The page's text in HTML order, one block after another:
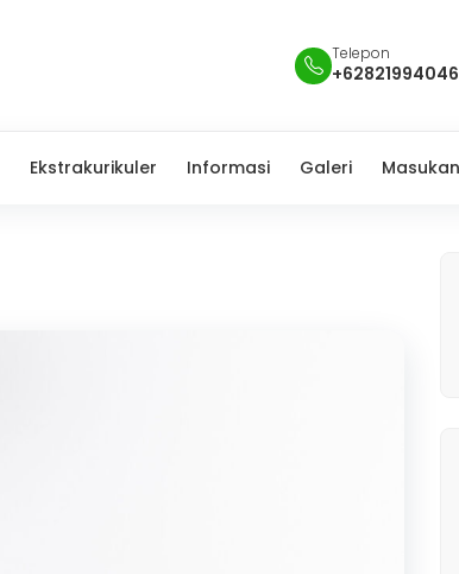
Telepon
Ekstrakurikuler Informasi Galeri